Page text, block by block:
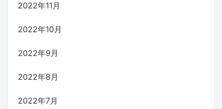
2022年11月
2022年10月
2022年9月
2022年8月
2022年7月